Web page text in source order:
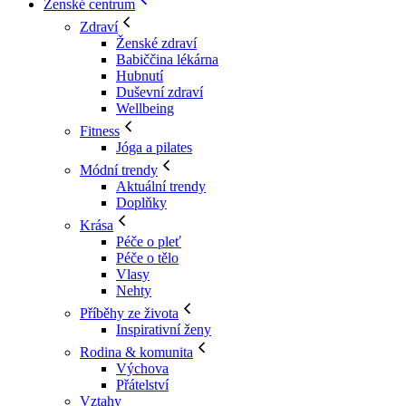
Ženské centrum
Zdraví
Ženské zdraví
Babiččina lékárna
Hubnutí
Duševní zdraví
Wellbeing
Fitness
Jóga a pilates
Módní trendy
Aktuální trendy
Doplňky
Krása
Péče o pleť
Péče o tělo
Vlasy
Nehty
Příběhy ze života
Inspirativní ženy
Rodina & komunita
Výchova
Přátelství
Vztahy